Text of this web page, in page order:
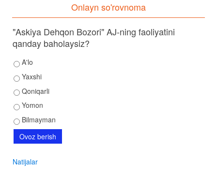
Onlayn so'rovnoma
"Askiya Dehqon Bozori" AJ-ning faoliyatini
qanday baholaysiz?
A'lo
Yaxshi
Qoniqarli
Yomon
Bilmayman
Natijalar